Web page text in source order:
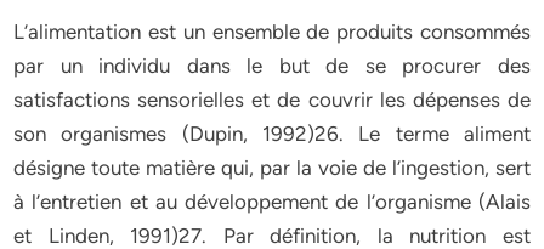
L’alimentation est un ensemble de produits consommés
par un individu dans le but de se procurer des
satisfactions sensorielles et de couvrir les dépenses de
son organismes (Dupin, 1992)26. Le terme aliment
désigne toute matière qui, par la voie de l’ingestion, sert
à l’entretien et au développement de l’organisme (Alais
et Linden, 1991)27. Par définition, la nutrition est